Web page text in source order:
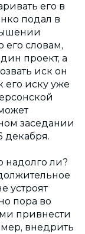
его в
подал в
его словам,
проект, а
иск он
его иску уже
заседании
декабря.
надолго ли?
устроят
пора во
привнести
внедрить